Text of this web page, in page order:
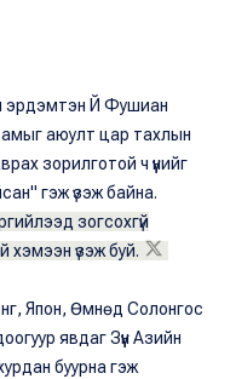
эрдэмтэн Й Фушиан
амыг аюулт цар тахлын
зорилготой ч үүнийг
гэж үзэж байна.
зогсохгүй
үзэж буй.
Япон, Өмнөд Солонгос
явдаг Зүүн Азийн
буурна гэж